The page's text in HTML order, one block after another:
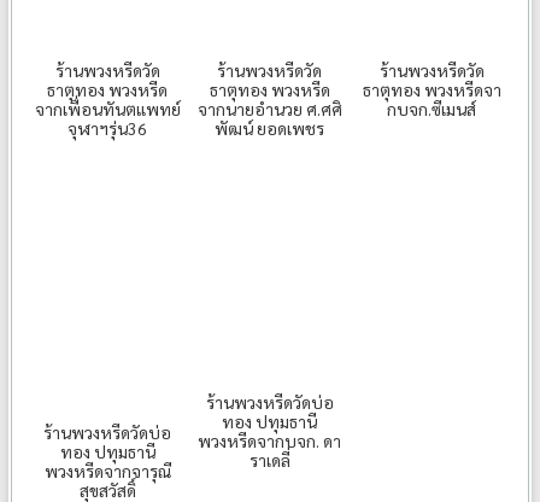
ร้านพวงหรีดวัด
ธาตุทอง พวงหรีด
จากเพื่อนทันตแพทย์
จุฬาฯรุ่น36
ร้านพวงหรีดวัด
ธาตุทอง พวงหรีด
จากนายอำนวย ศ.ศศิ
พัฒน์ ยอดเพชร
ร้านพวงหรีดวัด
ธาตุทอง พวงหรีดจา
กบจก.ซีเมนส์
ร้านพวงหรีดวัดบ่อ
ทอง ปทุมธานี
พวงหรีดจากจารุณี
สุขสวัสดิ์
ร้านพวงหรีดวัดบ่อ
ทอง ปทุมธานี
พวงหรีดจากบจก. ดา
ราเดลี่